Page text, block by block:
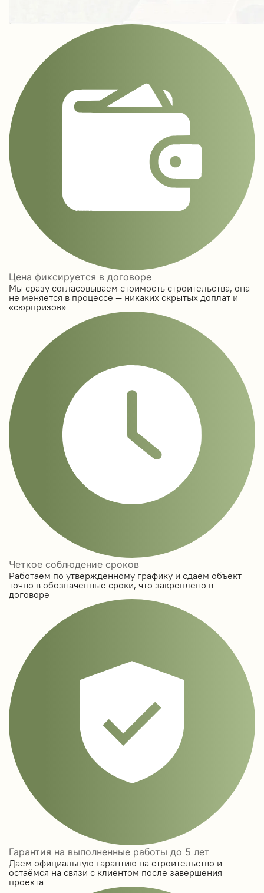
Цена фиксируется в договоре
Мы сразу согласовываем стоимость строительства, она
не меняется в процессе — никаких скрытых доплат и
«сюрпризов»
Четкое соблюдение сроков
Работаем по утвержденному графику и сдаем объект
точно в обозначенные сроки, что закреплено в
договоре
Гарантия на выполненные работы до 5 лет
Даем официальную гарантию на строительство и
остаёмся на связи с клиентом после завершения
проекта